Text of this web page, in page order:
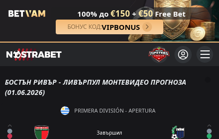
100% до €150 + €50Free Bet
БОНУС КОД:VIPBONUS
БОСТЪН РИВЪР - ЛИВЪРПУЛ МОНТЕВИДЕО ПРОГНОЗА
(01.06.2026)
PRIMERA DIVISIÓN - APERTURA
Завършил